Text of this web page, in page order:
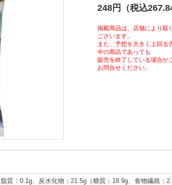
248円（税込
掲載商品は、店舗により取
ございます。
また、予想を大きく上回る
中の商品であっても
販売を終了している場合が
お問合せください。
質：0.1g、炭水化物：21.5g（糖質：18.9g、食物繊維：